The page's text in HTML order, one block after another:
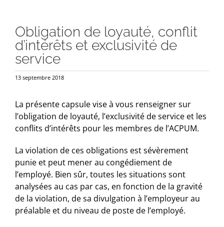
Obligation de loyauté, conflit
d’intérêts et exclusivité de
service
13 septembre 2018
La présente capsule vise à vous renseigner sur
l’obligation de loyauté, l’exclusivité de service et les
conflits d’intérêts pour les membres de l’ACPUM.
La violation de ces obligations est sévèrement
punie et peut mener au congédiement de
l’employé. Bien sûr, toutes les situations sont
analysées au cas par cas, en fonction de la gravité
de la violation, de sa divulgation à l’employeur au
préalable et du niveau de poste de l’employé.